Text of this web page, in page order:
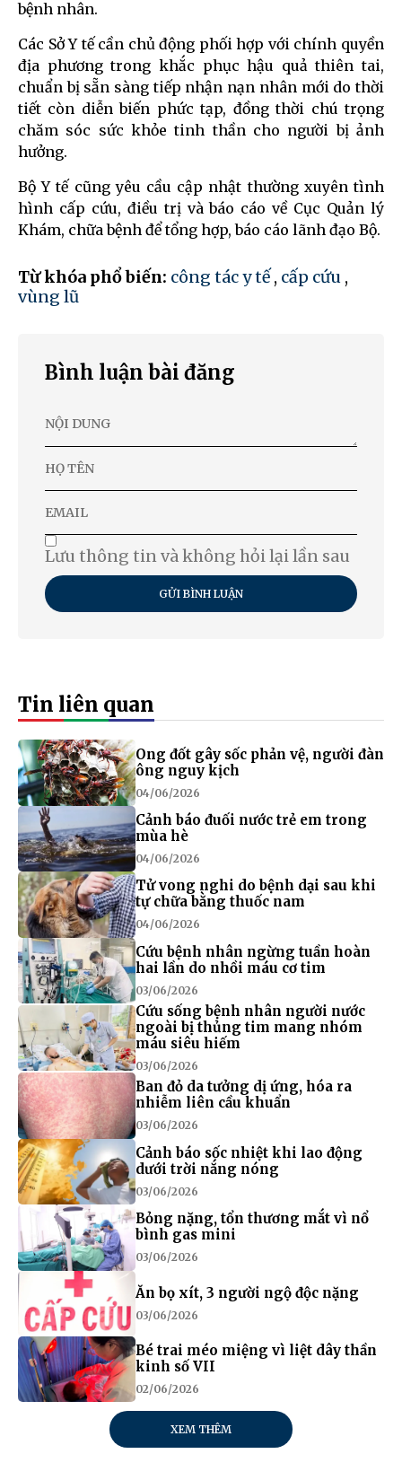
bệnh nhân.
Các Sở Y tế cần chủ động phối hợp với chính quyền
địa phương trong khắc phục hậu quả thiên tai,
chuẩn bị sẵn sàng tiếp nhận nạn nhân mới do thời
tiết còn diễn biến phức tạp, đồng thời chú trọng
chăm sóc sức khỏe tinh thần cho người bị ảnh
hưởng.
Bộ Y tế cũng yêu cầu cập nhật thường xuyên tình
hình cấp cứu, điều trị và báo cáo về Cục Quản lý
Khám, chữa bệnh để tổng hợp, báo cáo lãnh đạo Bộ.
Từ khóa phổ biến: công tác y tế, cấp cứu ,
vùng lũ
Bình luận bài đăng
Lưu thông tin và không hỏi lại lần sau
GỬI BÌNH LUẬN
Tin liên quan
Ong đốt gây sốc phản vệ, người đàn
ông nguy kịch
04/06/2026
Cảnh báo đuối nước trẻ em trong
mùa hè
04/06/2026
Tử vong nghi do bệnh dại sau khi
tự chữa bằng thuốc nam
04/06/2026
Cứu bệnh nhân ngừng tuần hoàn
hai lần do nhồi máu cơ tim
03/06/2026
Cứu sống bệnh nhân người nước
ngoài bị thủng tim mang nhóm
máu siêu hiếm
03/06/2026
Ban đỏ da tưởng dị ứng, hóa ra
nhiễm liên cầu khuẩn
03/06/2026
Cảnh báo sốc nhiệt khi lao động
dưới trời nắng nóng
03/06/2026
Bỏng nặng, tổn thương mắt vì nổ
bình gas mini
03/06/2026
Ăn bọ xít, 3 người ngộ độc nặng
03/06/2026
Bé trai méo miệng vì liệt dây thần
kinh số VII
02/06/2026
XEM THÊM